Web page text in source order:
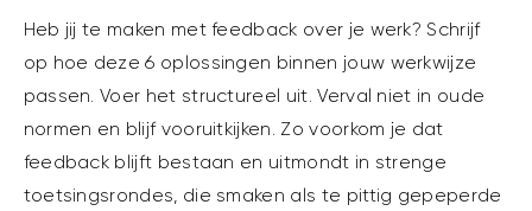
Heb jij te maken met feedback over je werk? Schrijf
op hoe deze 6 oplossingen binnen jouw werkwijze
passen. Voer het structureel uit. Verval niet in oude
normen en blijf vooruitkijken. Zo voorkom je dat
feedback blijft bestaan en uitmondt in strenge
toetsingsrondes, die smaken als te pittig gepeperde